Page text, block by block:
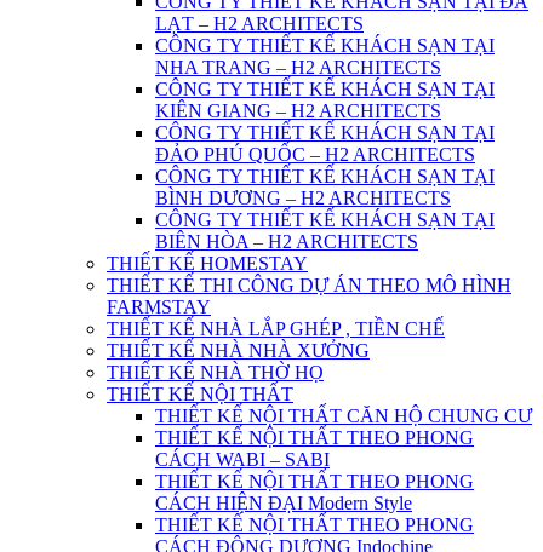
LẠT – H2 ARCHITECTS
CÔNG TY THIẾT KẾ KHÁCH SẠN TẠI
NHA TRANG – H2 ARCHITECTS
CÔNG TY THIẾT KẾ KHÁCH SẠN TẠI
KIÊN GIANG – H2 ARCHITECTS
CÔNG TY THIẾT KẾ KHÁCH SẠN TẠI
ĐẢO PHÚ QUỐC – H2 ARCHITECTS
CÔNG TY THIẾT KẾ KHÁCH SẠN TẠI
BÌNH DƯƠNG – H2 ARCHITECTS
CÔNG TY THIẾT KẾ KHÁCH SẠN TẠI
BIÊN HÒA – H2 ARCHITECTS
THIẾT KẾ HOMESTAY
THIẾT KẾ THI CÔNG DỰ ÁN THEO MÔ HÌNH
FARMSTAY
THIẾT KẾ NHÀ LẮP GHÉP , TIỀN CHẾ
THIẾT KẾ NHÀ NHÀ XƯỞNG
THIẾT KẾ NHÀ THỜ HỌ
THIẾT KẾ NỘI THẤT
THIẾT KẾ NỘI THẤT CĂN HỘ CHUNG CƯ
THIẾT KẾ NỘI THẤT THEO PHONG
CÁCH WABI – SABI
THIẾT KẾ NỘI THẤT THEO PHONG
CÁCH HIỆN ĐẠI Modern Style
THIẾT KẾ NỘI THẤT THEO PHONG
CÁCH ĐÔNG DƯƠNG Indochine